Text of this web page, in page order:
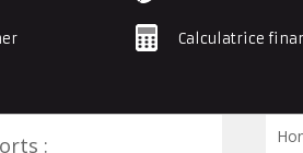
Calculatrice
: